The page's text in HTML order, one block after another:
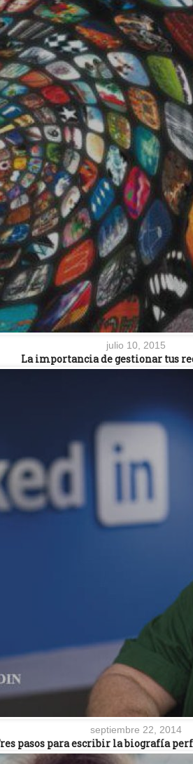
julio 10, 2015
La importancia de gestionar tus
septiembre 22, 2014
pasos para escribir la biografía